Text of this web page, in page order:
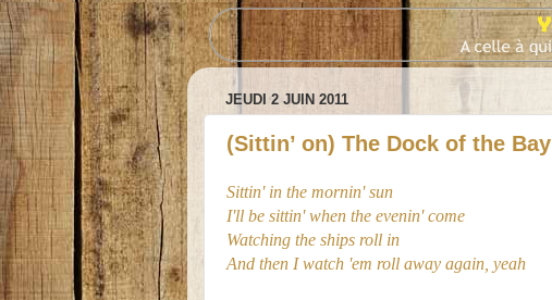
JEUDI 2 JUIN 2011
(Sittin’ on) The Dock of the Bay
Sittin' in the mornin' sun
I'll be sittin' when the evenin' come
Watching the ships roll in
And then I watch 'em roll away again, yeah